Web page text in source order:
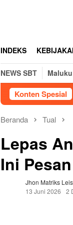
INDEKS
NEWS SBT
Konten Spesial
Beranda Tual
Lepas
Ini
Jhon Matriks
13 Juni 2026
2